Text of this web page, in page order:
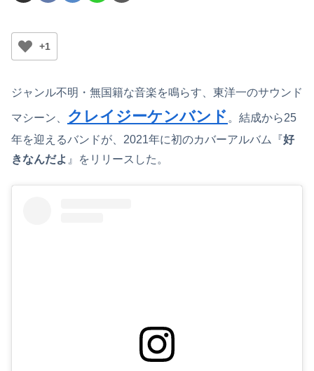
+1
ジャンル不明・無国籍な音楽を鳴らす、東洋一のサウンド
マシーン、 クレイジーケンバンド。結成から25
年を迎えるバンドが、2021年に初のカバーアルバム『 好
きなんだよ 』をリリースした。